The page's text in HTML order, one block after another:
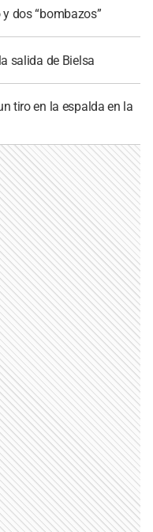
dos “bombazos”
salida de Bielsa
tiro en la espalda en la